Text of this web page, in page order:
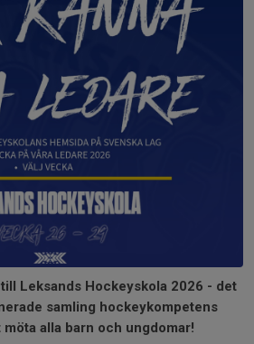
Leksands Hockeyskola 2026 - det
samling hockeykompetens
alla barn och ungdomar!